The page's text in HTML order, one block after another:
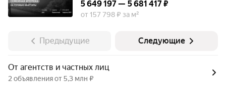
5 649 197 — 5 681 417 ₽
от 157 798 ₽ за м²
Предыдущие Следующие
От агентств и частных лиц
2 объявления от 5,3 млн ₽